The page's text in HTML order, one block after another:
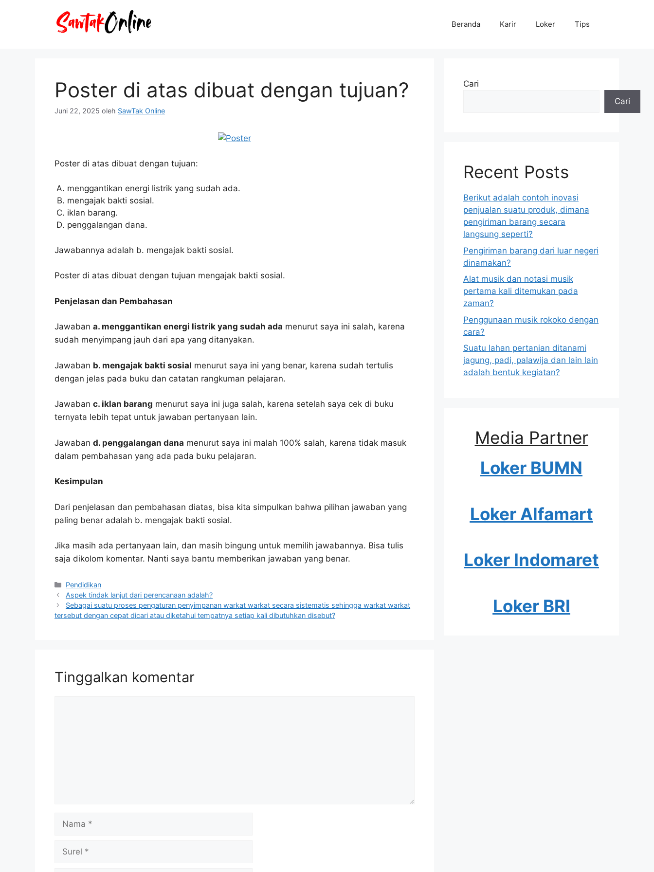
Beranda Karir Loker Tips
Poster di atas dibuat dengan tujuan?
Juni 22, 2025 oleh SawTak Online
Poster di atas dibuat dengan tujuan:
menggantikan energi listrik yang sudah ada.
mengajak bakti sosial.
iklan barang.
penggalangan dana.
Jawabannya adalah b. mengajak bakti sosial.
Poster di atas dibuat dengan tujuan mengajak bakti sosial.
Penjelasan dan Pembahasan
Jawaban a. menggantikan energi listrik yang sudah ada menurut saya ini salah, karena
sudah menyimpang jauh dari apa yang ditanyakan.
Jawaban b. mengajak bakti sosial menurut saya ini yang benar, karena sudah tertulis
dengan jelas pada buku dan catatan rangkuman pelajaran.
Jawaban c. iklan barang menurut saya ini juga salah, karena setelah saya cek di buku
ternyata lebih tepat untuk jawaban pertanyaan lain.
Jawaban d. penggalangan dana menurut saya ini malah 100% salah, karena tidak masuk
dalam pembahasan yang ada pada buku pelajaran.
Kesimpulan
Dari penjelasan dan pembahasan diatas, bisa kita simpulkan bahwa pilihan jawaban yang
paling benar adalah b. mengajak bakti sosial.
Jika masih ada pertanyaan lain, dan masih bingung untuk memilih jawabannya. Bisa tulis
saja dikolom komentar. Nanti saya bantu memberikan jawaban yang benar.
Kategori
Pendidikan
Aspek tindak lanjut dari perencanaan adalah?
Sebagai suatu proses pengaturan penyimpanan warkat warkat secara sistematis sehingga warkat warkat
tersebut dengan cepat dicari atau diketahui tempatnya setiap kali dibutuhkan disebut?
Tinggalkan komentar
Nama
Surel
Cari
Cari
Recent Posts
Berikut adalah contoh inovasi
penjualan suatu produk, dimana
pengiriman barang secara
langsung seperti?
Pengiriman barang dari luar negeri
dinamakan?
Alat musik dan notasi musik
pertama kali ditemukan pada
zaman?
Penggunaan musik rokoko dengan
cara?
Suatu lahan pertanian ditanami
jagung, padi, palawija dan lain lain
adalah bentuk kegiatan?
Media Partner
Loker BUMN
Loker Alfamart
Loker Indomaret
Loker BRI